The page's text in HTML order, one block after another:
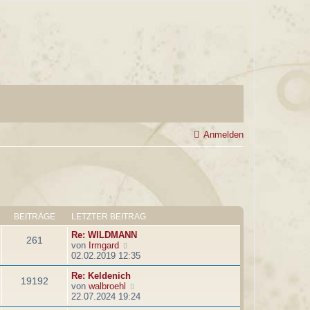
Anmelden
BEITRÄGE LETZTER BEITRAG
261
Re: WILDMANN
von Irmgard
e
u
e
s
t
e
02.02.2019 12:35
19192
Re: Keldenich
von walbroehl
e
u
22.07.2024 19:24